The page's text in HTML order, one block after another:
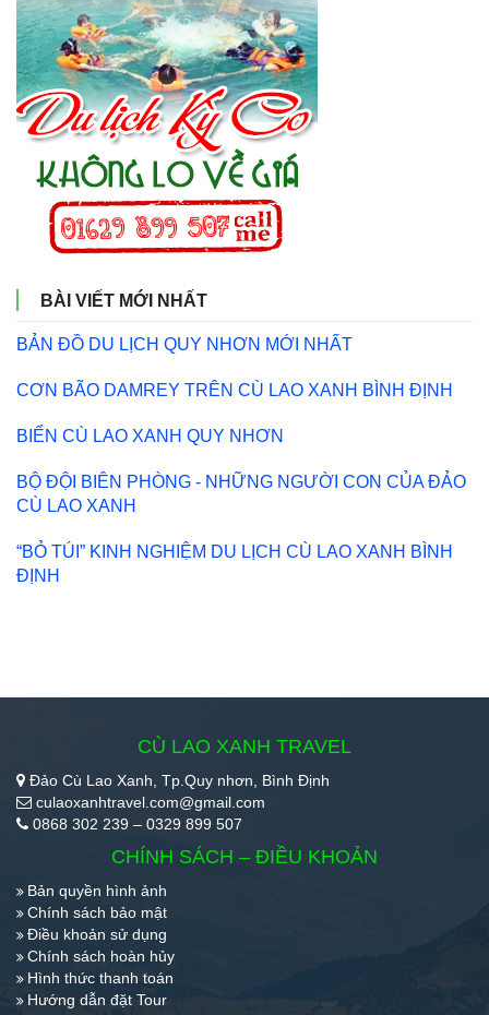
BÀI VIẾT MỚI NHẤT
BẢN ĐỒ DU LỊCH QUY NHƠN MỚI NHẤT
CƠN BÃO DAMREY TRÊN CÙ LAO XANH BÌNH ĐỊNH
BIỂN CÙ LAO XANH QUY NHƠN
BỘ ĐỘI BIÊN PHÒNG - NHỮNG NGƯỜI CON CỦA ĐẢO
CÙ LAO XANH
“BỎ TÚI” KINH NGHIỆM DU LỊCH CÙ LAO XANH BÌNH
ĐỊNH
CÙ LAO XANH TRAVEL
Đảo Cù Lao Xanh, Tp.Quy nhơn, Bình Định
culaoxanhtravel.com@gmail.com
0868 302 239 – 0329 899 507
CHÍNH SÁCH – ĐIỀU KHOẢN
Bản quyền hình ảnh
Chính sách bảo mật
Điều khoản sử dụng
Chính sách hoàn hủy
Hình thức thanh toán
Hướng dẫn đặt Tour